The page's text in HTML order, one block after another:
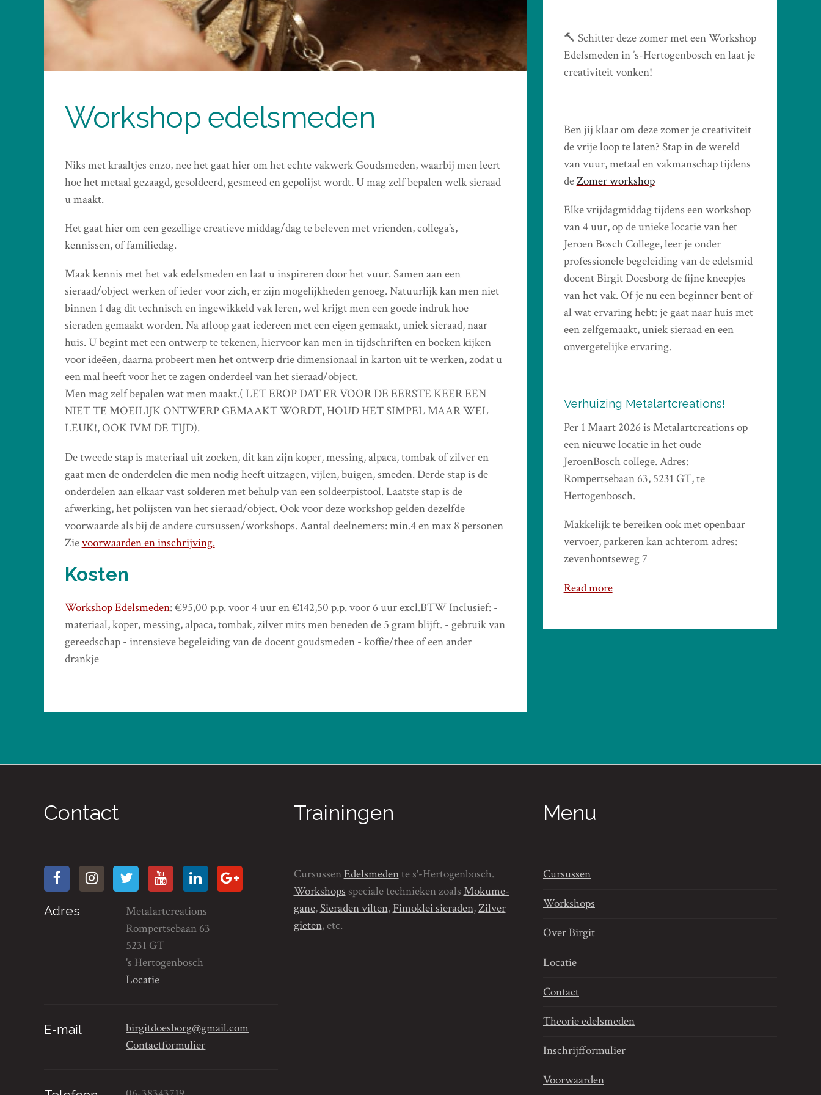
Workshop edelsmeden
Niks met kraaltjes enzo, nee het gaat hier om het echte vakwerk Goudsmeden, waarbij men leert
hoe het metaal gezaagd, gesoldeerd, gesmeed en gepolijst wordt. U mag zelf bepalen welk sieraad
u maakt.
Het gaat hier om een gezellige creatieve middag/dag te beleven met vrienden, collega's,
kennissen, of familiedag.
Maak kennis met het vak edelsmeden en laat u inspireren door het vuur. Samen aan een
sieraad/object werken of ieder voor zich, er zijn mogelijkheden genoeg. Natuurlijk kan men niet
binnen 1 dag dit technisch en ingewikkeld vak leren, wel krijgt men een goede indruk hoe
sieraden gemaakt worden. Na afloop gaat iedereen met een eigen gemaakt, uniek sieraad, naar
huis. U begint met een ontwerp te tekenen, hiervoor kan men in tijdschriften en boeken kijken
voor ideëen, daarna probeert men het ontwerp drie dimensionaal in karton uit te werken, zodat u
een mal heeft voor het te zagen onderdeel van het sieraad/object.
Men mag zelf bepalen wat men maakt.( LET EROP DAT ER VOOR DE EERSTE KEER EEN
NIET TE MOEILIJK ONTWERP GEMAAKT WORDT, HOUD HET SIMPEL MAAR WEL
LEUK!, OOK IVM DE TIJD).
De tweede stap is materiaal uit zoeken, dit kan zijn koper, messing, alpaca, tombak of zilver en
gaat men de onderdelen die men nodig heeft uitzagen, vijlen, buigen, smeden. Derde stap is de
onderdelen aan elkaar vast solderen met behulp van een soldeerpistool. Laatste stap is de
afwerking, het polijsten van het sieraad/object. Ook voor deze workshop gelden dezelfde
voorwaarde als bij de andere cursussen/workshops. Aantal deelnemers: min.4 en max 8 personen
Zievoorwaarden en inschrijving.
Kosten
Workshop Edelsmeden: €95,00 p.p. voor 4 uur en €142,50 p.p. voor 6 uur excl.BTW Inclusief: -
materiaal, koper, messing, alpaca, tombak, zilver mits men beneden de 5 gram blijft. - gebruik van
gereedschap - intensieve begeleiding van de docent goudsmeden - koffie/thee of een ander
drankje
🔨 Schitter deze zomer met een Workshop
Edelsmeden in ’s-Hertogenbosch en laat je
creativiteit vonken!
Ben jij klaar om deze zomer je creativiteit
de vrije loop te laten? Stap in de wereld
van vuur, metaal en vakmanschap tijdens
deZomer workshop
Elke vrijdagmiddag tijdens een workshop
van 4 uur, op de unieke locatie van het
Jeroen Bosch College, leer je onder
professionele begeleiding van de edelsmid
docent Birgit Doesborg de fijne kneepjes
van het vak. Of je nu een beginner bent of
al wat ervaring hebt: je gaat naar huis met
een zelfgemaakt, uniek sieraad en een
onvergetelijke ervaring.
Verhuizing Metalartcreations!
Per 1 Maart 2026 is Metalartcreations op
een nieuwe locatie in het oude
JeroenBosch college. Adres:
Rompertsebaan 63, 5231 GT, te
Hertogenbosch.
Makkelijk te bereiken ook met openbaar
vervoer, parkeren kan achterom adres:
zevenhontseweg 7
Read more
Contact
Adres
Metalartcreations
Rompertsebaan 63
5231 GT
's Hertogenbosch
Locatie
E-mail
birgitdoesborg@gmail.com
Contactformulier
Trainingen
CursussenEdelsmedente s'-Hertogenbosch.
Workshops speciale technieken zoals Mokume-
gane,Sieraden vilten, Fimoklei sieraden,Zilver
gieten, etc.
Menu
Cursussen
Workshops
Over Birgit
Locatie
Contact
Theorie edelsmeden
Inschrijfformulier
Voorwaarden